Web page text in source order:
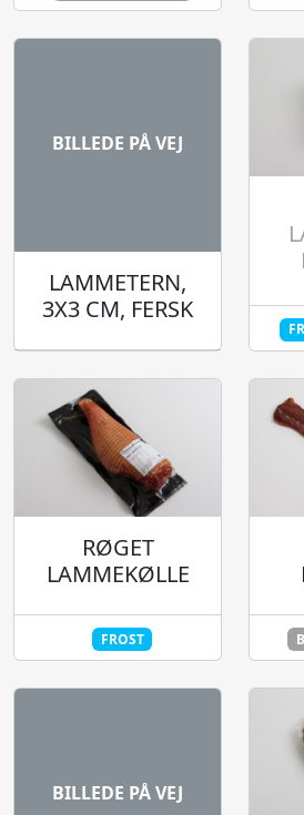
BILLEDE PÅ VEJ
LAMMETERN,
3X3 CM, FERSK
RØGET
LAMMEKØLLE
FROST
BILLEDE PÅ VEJ